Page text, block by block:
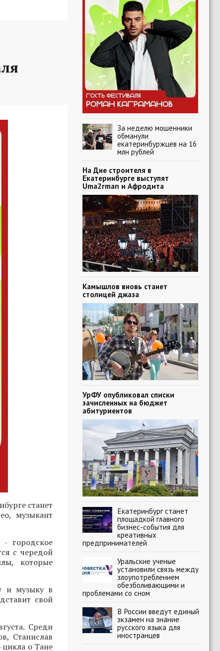
станет
музыкант
городское
с чередой
которые
и музыку в
свой
Среди
Станислав
о Тане
За неделю мошенники
обманули
екатеринбуржцев на 16
млн рублей
На Дне строителя в
Екатеринбурге выступят
Uma2rman и Афродита
Камышлов вновь станет
столицей джаза
УрФУ опубликовал списки
зачисленных на бюджет
абитуриентов
Екатеринбург станет
площадкой главного
бизнес-события для
креативных
предпринимателей
Уральские ученые
установили связь между
злоупотреблением
обезболивающими и
проблемами со сном
В России введут единый
экзамен на знание
русского языка для
иностранцев